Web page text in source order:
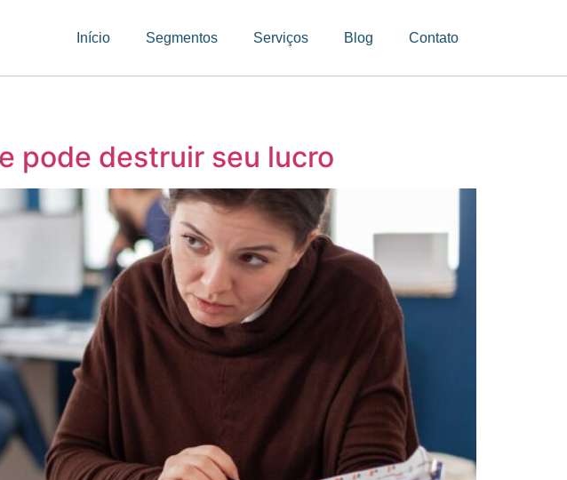
Início Segmentos Serviços Blog Contato
pode destruir seu lucro